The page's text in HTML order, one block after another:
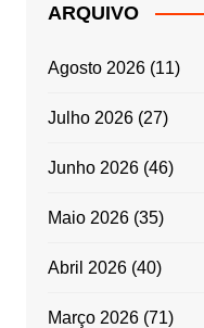
ARQUIVO
Agosto 2026(11)
Julho 2026(27)
Junho 2026(46)
Maio 2026(35)
Abril 2026(40)
Março 2026(71)